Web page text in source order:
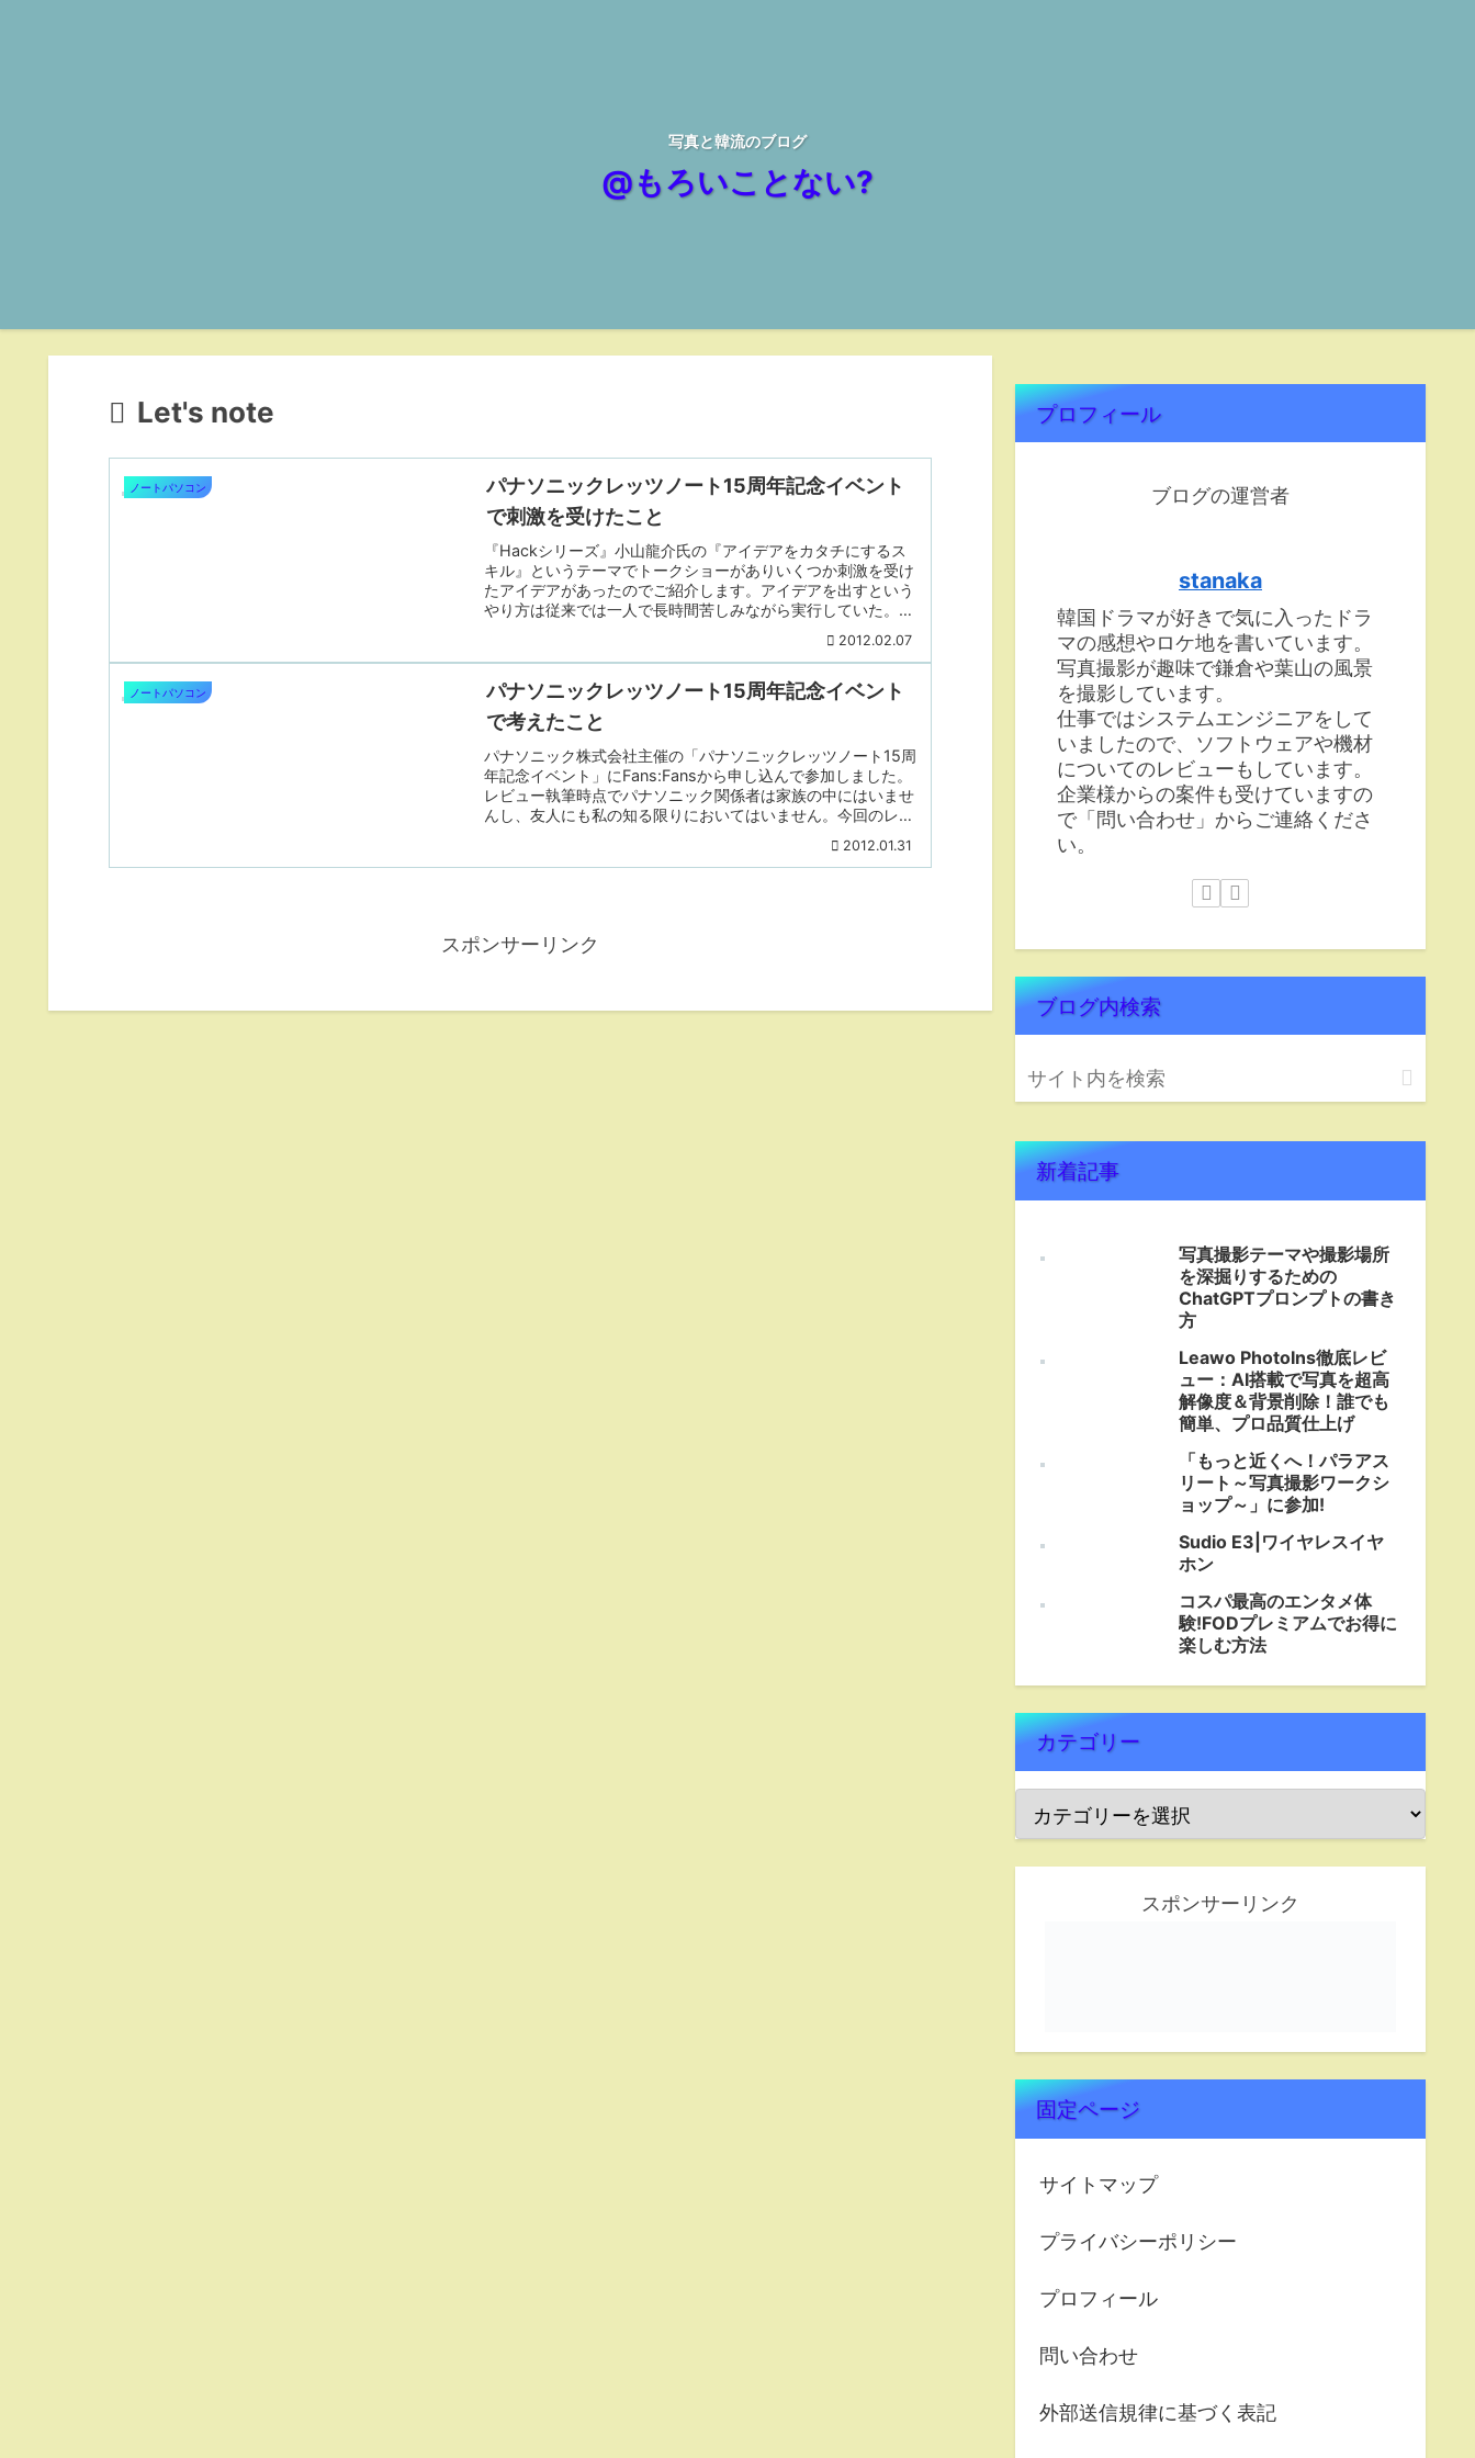
写真と韓流のブログ
@もろいことない?
Let's note
ノートパソコン
パナソニックレッツノート15周年記念イベント
で刺激を受けたこと
『Hackシリーズ』小山龍介氏の『アイデアをカタチにするス
キル』というテーマでトークショーがありいくつか刺激を受け
たアイデアがあったのでご紹介します。アイデアを出すという
やり方は従来では一人で長時間苦しみながら実行していた。こ
をするようにしていくという提案。これだけなら、従来でも企
業内で企画を立案する最初の段階で有識者が集まってアイデア
出しす...
2012.02.07
ノートパソコン
パナソニックレッツノート15周年記念イベント
で考えたこと
パナソニック株式会社主催の「パナソニックレッツノート15周
年記念イベント」にFans:Fansから申し込んで参加しました。
レビュー執筆時点でパナソニック関係者は家族の中にはいませ
んし、友人にも私の知る限りにおいてはいません。今回のレッ
ル性能を追求して、16時間バッテリー駆動、約9秒の高速起
動、薄さと軽量性に頑丈性を兼ねた設計となって...
2012.01.31
スポンサーリンク
プロフィール
ブログの運営者
stanaka
韓国ドラマが好きで気に入ったドラ
マの感想やロケ地を書いています。
写真撮影が趣味で鎌倉や葉山の風景
を撮影しています。
仕事ではシステムエンジニアをして
いましたので、ソフトウェアや機材
についてのレビューもしています。
企業様からの案件も受けていますの
で「問い合わせ」からご連絡くださ
い。
ブログ内検索
新着記事
写真撮影テーマや撮影場所
を深掘りするための
ChatGPTプロンプトの書き
方
Leawo PhotoIns徹底レビ
ュー：AI搭載で写真を超高
解像度＆背景削除！誰でも
簡単、プロ品質仕上げ
「もっと近くへ！パラアス
リート～写真撮影ワークシ
ョップ～」に参加!
Sudio E3|ワイヤレスイヤ
ホン
コスパ最高のエンタメ体
験!FODプレミアムでお得に
楽しむ方法
カテゴリー
スポンサーリンク
固定ページ
サイトマップ
プライバシーポリシー
プロフィール
問い合わせ
外部送信規律に基づく表記